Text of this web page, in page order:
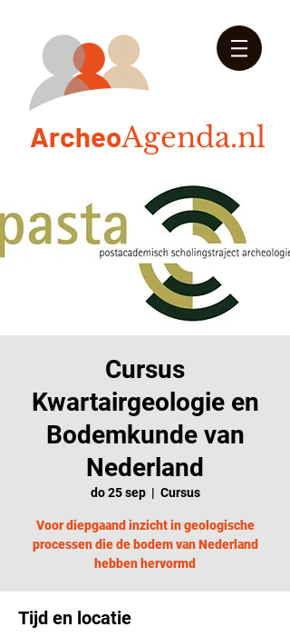
ArcheoAgenda.nl
Cursus
Kwartairgeologie en
Bodemkunde van
Nederland
do 25 sep
  |
Cursus
Voor diepgaand inzicht in geologische
processen die de bodem van Nederland
hebben hervormd
Tijd en locatie